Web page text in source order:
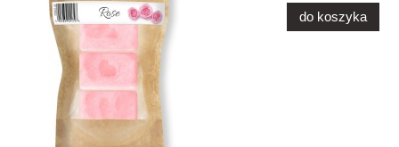
do koszyka